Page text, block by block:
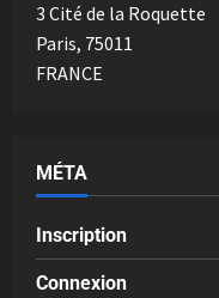
3 Cité de la Roquette
Paris, 75011
FRANCE
MÉTA
Inscription
Connexion